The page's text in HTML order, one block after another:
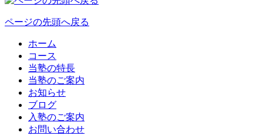
ページの先頭へ戻る
ホーム
コース
当塾の特長
当塾のご案内
お知らせ
ブログ
入塾のご案内
お問い合わせ